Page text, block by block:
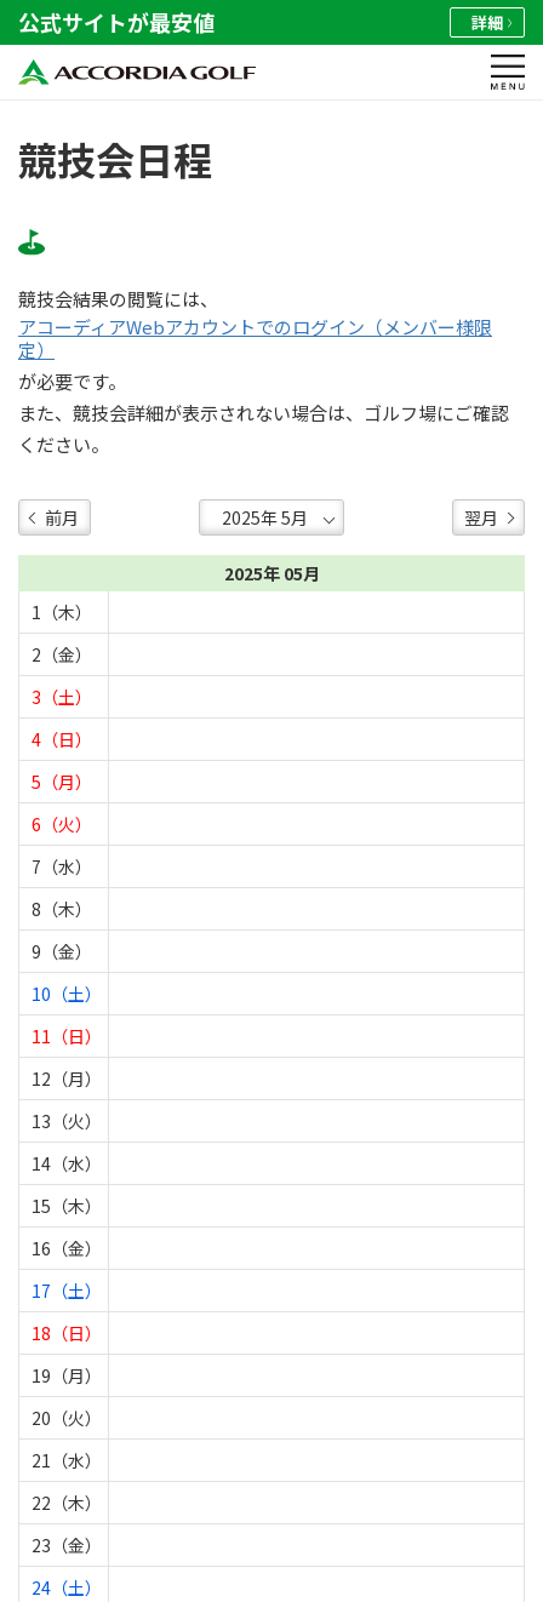
公式サイトが最安値 詳細
競技会日程
競技会結果の閲覧には、
アコーディアWebアカウントでのログイン（メンバー様限
定）
が必要です。
また、競技会詳細が表示されない場合は、ゴルフ場にご確認
ください。
前月 翌月
2025年 05月
1（木）
2（金）
3（土）
4（日）
5（月）
6（火）
7（水）
8（木）
9（金）
10（土）
11（日）
12（月）
13（火）
14（水）
15（木）
16（金）
17（土）
18（日）
19（月）
20（火）
21（水）
22（木）
23（金）
24（土）